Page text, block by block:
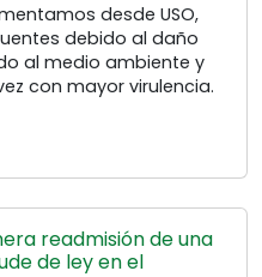
desde USO,
debido al daño
al medio ambiente y
con mayor virulencia.
readmisión de una
de ley en el